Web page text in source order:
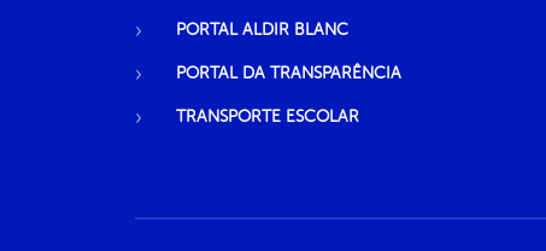
PORTAL ALDIR BLANC
PORTAL DA TRANSPARÊNCIA
TRANSPORTE ESCOLAR